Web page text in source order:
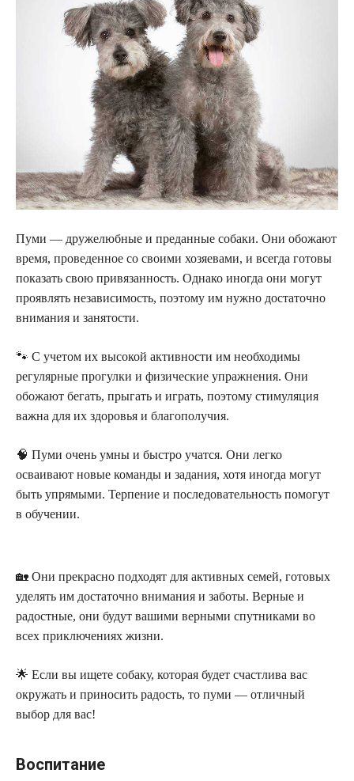
Пуми — дружелюбные и преданные собаки. Они обожают
время, проведенное со своими хозяевами, и всегда готовы
показать свою привязанность. Однако иногда они могут
проявлять независимость, поэтому им нужно достаточно
внимания и занятости.
🐾 С учетом их высокой активности им необходимы
регулярные прогулки и физические упражнения. Они
обожают бегать, прыгать и играть, поэтому стимуляция
важна для их здоровья и благополучия.
🧠 Пуми очень умны и быстро учатся. Они легко
осваивают новые команды и задания, хотя иногда могут
быть упрямыми. Терпение и последовательность помогут
в обучении.
🏡 Они прекрасно подходят для активных семей, готовых
уделять им достаточно внимания и заботы. Верные и
радостные, они будут вашими верными спутниками во
всех приключениях жизни.
🌟 Если вы ищете собаку, которая будет счастлива вас
окружать и приносить радость, то пуми — отличный
выбор для вас!
Воспитание